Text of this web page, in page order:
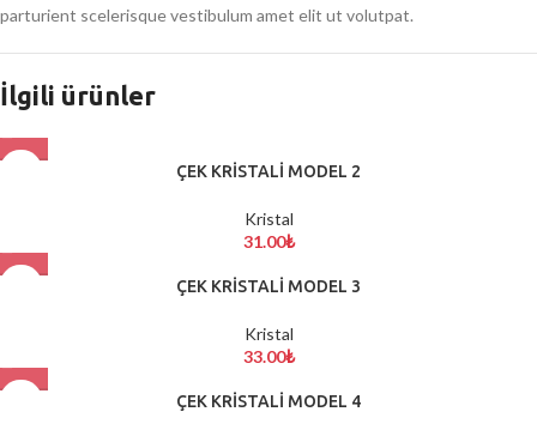
parturient scelerisque vestibulum amet elit ut volutpat.
İlgili ürünler
ÇEK KRİSTALİ MODEL 2
Kristal
31.00₺
ÇEK KRİSTALİ MODEL 3
Kristal
33.00₺
ÇEK KRİSTALİ MODEL 4